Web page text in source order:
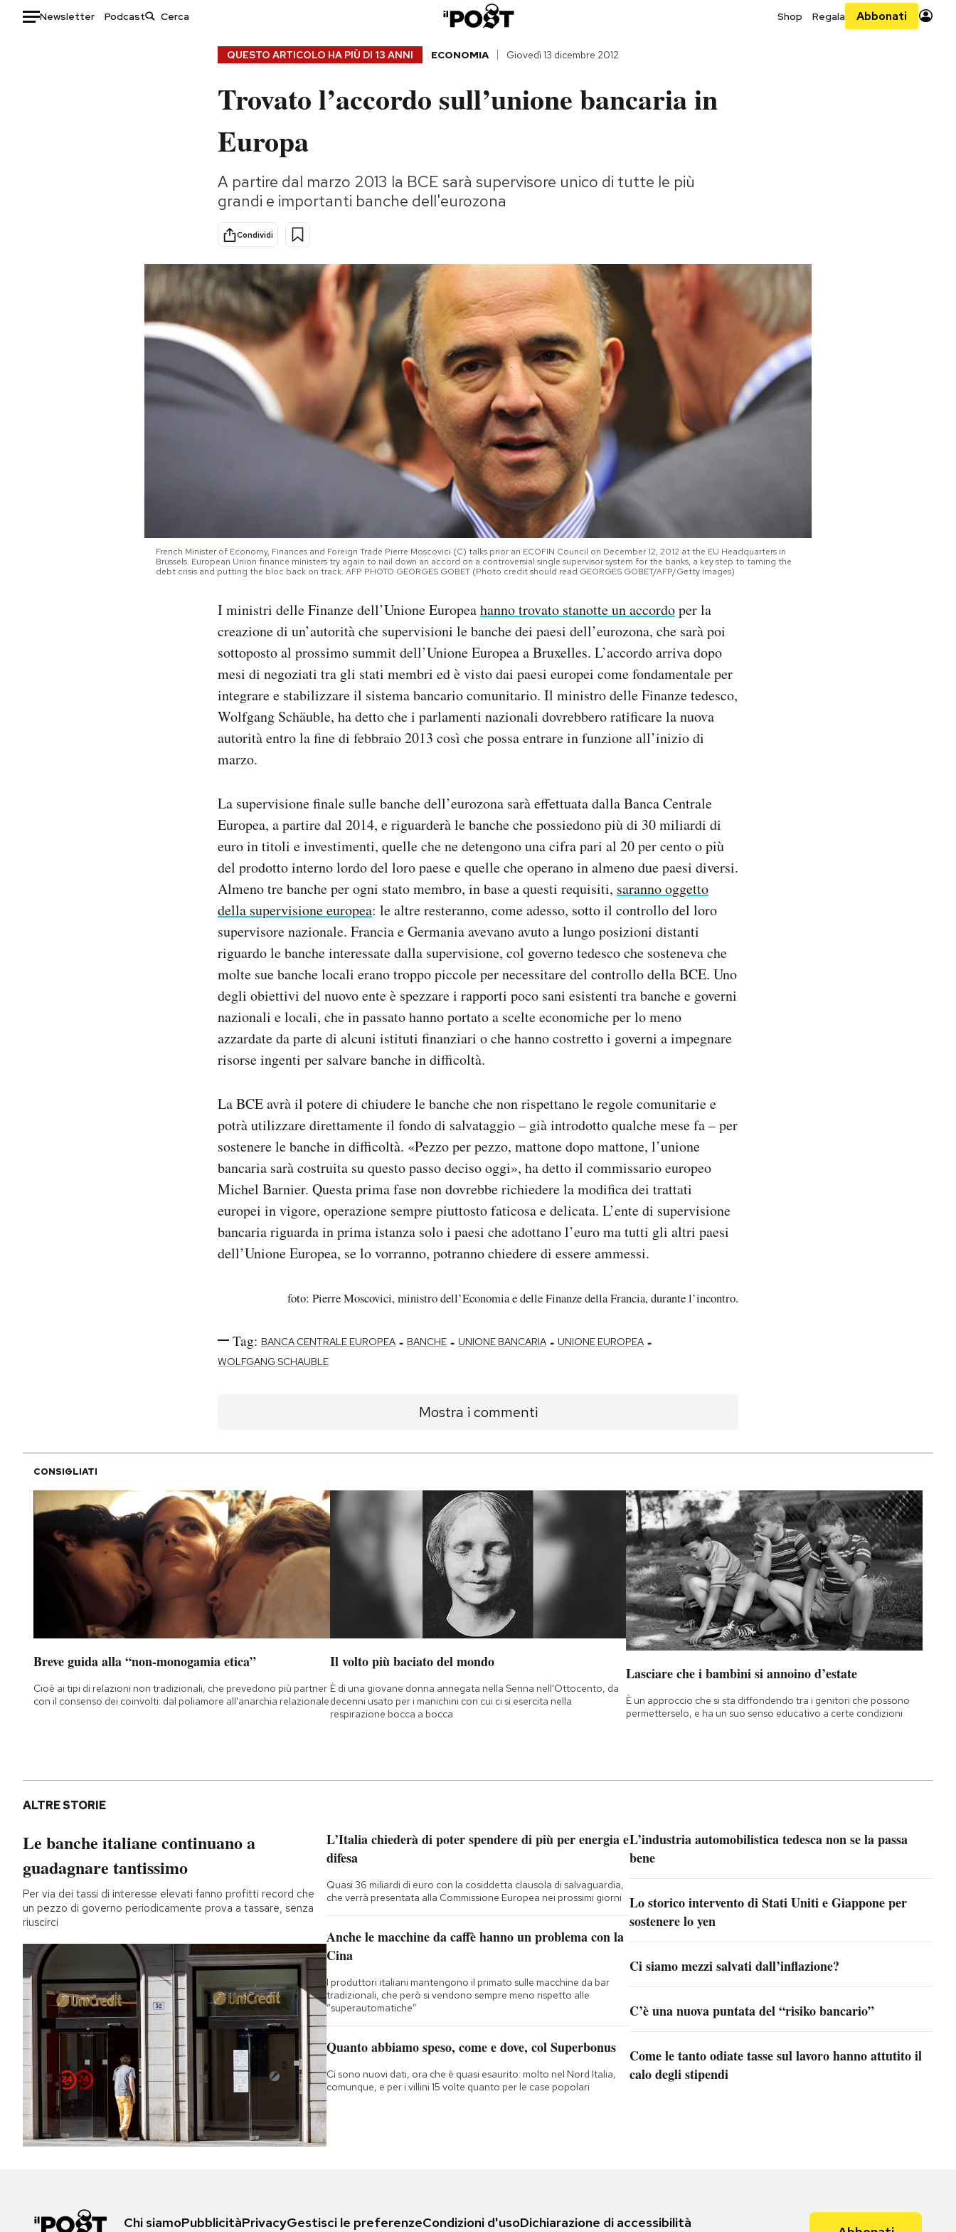
Newsletter Podcast Shop Regala Abbonati
Storie/Idee
Ok Boomer!
Altrecose
Mondiali calcio 2026
QUESTO ARTICOLO HA PIÙ DI 13 ANNI ECONOMIA Giovedì 13 dicembre 2012
Trovato l’accordo sull’unione bancaria in
Europa
A partire dal marzo 2013 la BCE sarà supervisore unico di tutte le più
grandi e importanti banche dell'eurozona
Condividi
French Minister of Economy, Finances and Foreign Trade Pierre Moscovici (C) talks prior an ECOFIN Council on December 12, 2012 at the EU Headquarters in
Brussels. European Union finance ministers try again to nail down an accord on a controversial single supervisor system for the banks, a key step to taming the
debt crisis and putting the bloc back on track. AFP PHOTO GEORGES GOBET (Photo credit should read GEORGES GOBET/AFP/Getty Images)
I ministri delle Finanze dell’Unione Europeahanno trovato stanotte un accordoper la
creazione di un’autorità che supervisioni le banche dei paesi dell’eurozona, che sarà poi
sottoposto al prossimo summit dell’Unione Europea a Bruxelles. L’accordo arriva dopo
mesi di negoziati tra gli stati membri ed è visto dai paesi europei come fondamentale per
integrare e stabilizzare il sistema bancario comunitario. Il ministro delle Finanze tedesco,
Wolfgang Schäuble, ha detto che i parlamenti nazionali dovrebbero ratificare la nuova
autorità entro la fine di febbraio 2013 così che possa entrare in funzione all’inizio di
marzo.
La supervisione finale sulle banche dell’eurozona sarà effettuata dalla Banca Centrale
Europea, a partire dal 2014, e riguarderà le banche che possiedono più di 30 miliardi di
euro in titoli e investimenti, quelle che ne detengono una cifra pari al 20 per cento o più
del prodotto interno lordo del loro paese e quelle che operano in almeno due paesi diversi.
Almeno tre banche per ogni stato membro, in base a questi requisiti, saranno oggetto
della supervisione europea: le altre resteranno, come adesso, sotto il controllo del loro
supervisore nazionale. Francia e Germania avevano avuto a lungo posizioni distanti
riguardo le banche interessate dalla supervisione, col governo tedesco che sosteneva che
molte sue banche locali erano troppo piccole per necessitare del controllo della BCE. Uno
degli obiettivi del nuovo ente è spezzare i rapporti poco sani esistenti tra banche e governi
nazionali e locali, che in passato hanno portato a scelte economiche per lo meno
azzardate da parte di alcuni istituti finanziari o che hanno costretto i governi a impegnare
risorse ingenti per salvare banche in difficoltà.
La BCE avrà il potere di chiudere le banche che non rispettano le regole comunitarie e
potrà utilizzare direttamente il fondo di salvataggio – già introdotto qualche mese fa – per
sostenere le banche in difficoltà. «Pezzo per pezzo, mattone dopo mattone, l’unione
bancaria sarà costruita su questo passo deciso oggi», ha detto il commissario europeo
Michel Barnier. Questa prima fase non dovrebbe richiedere la modifica dei trattati
europei in vigore, operazione sempre piuttosto faticosa e delicata. L’ente di supervisione
bancaria riguarda in prima istanza solo i paesi che adottano l’euro ma tutti gli altri paesi
dell’Unione Europea, se lo vorranno, potranno chiedere di essere ammessi.
foto: Pierre Moscovici, ministro dell’Economia e delle Finanze della Francia, durante l’incontro.
Tag: BANCA CENTRALE EUROPEA - BANCHE - UNIONE BANCARIA - UNIONE EUROPEA -
WOLFGANG SCHAUBLE
Mostra i commenti
CONSIGLIATI
Breve guida alla “non-monogamia etica”
Cioè ai tipi di relazioni non tradizionali, che prevedono più partner
con il consenso dei coinvolti: dal poliamore all'anarchia relazionale
Il volto più baciato del mondo
È di una giovane donna annegata nella Senna nell'Ottocento, da
decenni usato per i manichini con cui ci si esercita nella
respirazione bocca a bocca
Lasciare che i bambini si annoino d’estate
È un approccio che si sta diffondendo tra i genitori che possono
permetterselo, e ha un suo senso educativo a certe condizioni
ALTRE STORIE
Le banche italiane continuano a
guadagnare tantissimo
Per via dei tassi di interesse elevati fanno profitti record che
un pezzo di governo periodicamente prova a tassare, senza
riuscirci
L’Italia chiederà di poter spendere di più per energia e
difesa
Quasi 36 miliardi di euro con la cosiddetta clausola di salvaguardia,
che verrà presentata alla Commissione Europea nei prossimi giorni
Anche le macchine da caffè hanno un problema con la
Cina
I produttori italiani mantengono il primato sulle macchine da bar
tradizionali, che però si vendono sempre meno rispetto alle
“superautomatiche”
Quanto abbiamo speso, come e dove, col Superbonus
Ci sono nuovi dati, ora che è quasi esaurito: molto nel Nord Italia,
comunque, e per i villini 15 volte quanto per le case popolari
L’industria automobilistica tedesca non se la passa
bene
Lo storico intervento di Stati Uniti e Giappone per
sostenere lo yen
Ci siamo mezzi salvati dall’inflazione?
C’è una nuova puntata del “risiko bancario”
Come le tanto odiate tasse sul lavoro hanno attutito il
calo degli stipendi
Chi siamoPubblicitàPrivacyGestisci le preferenzeCondizioni d'usoDichiarazione di accessibilità